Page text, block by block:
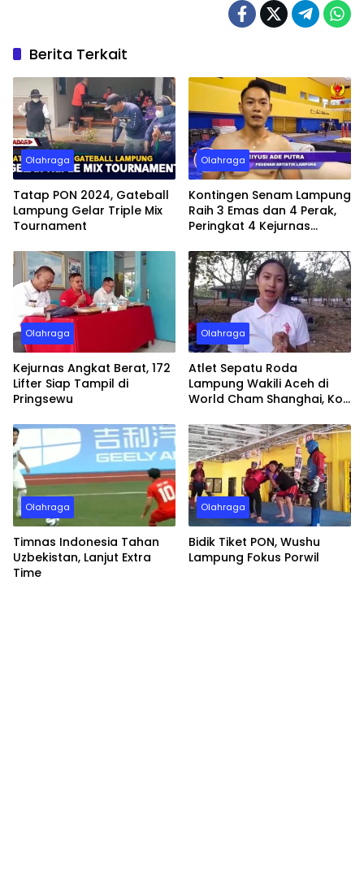
Berita Terkait
Olahraga
Tatap PON 2024, Gateball
Lampung Gelar Triple Mix
Tournament
Olahraga
Kontingen Senam Lampung
Raih 3 Emas dan 4 Perak,
Peringkat 4 Kejurnas
Olahraga
Kejurnas Angkat Berat, 172
Lifter Siap Tampil di
Pringsewu
Olahraga
Atlet Sepatu Roda
Lampung Wakili Aceh di
World Cham Shanghai, Kok
Olahraga
Timnas Indonesia Tahan
Uzbekistan, Lanjut Extra
Time
Olahraga
Bidik Tiket PON, Wushu
Lampung Fokus Porwil